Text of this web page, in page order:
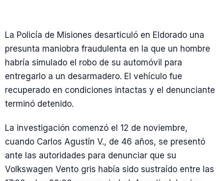
La Policía de Misiones desarticuló en Eldorado una
presunta maniobra fraudulenta en la que un hombre
habría simulado el robo de su automóvil para
entregarlo a un desarmadero. El vehículo fue
recuperado en condiciones intactas y el denunciante
terminó detenido.
La investigación comenzó el 12 de noviembre,
cuando Carlos Agustín V., de 46 años, se presentó
ante las autoridades para denunciar que su
Volkswagen Vento gris había sido sustraído entre las